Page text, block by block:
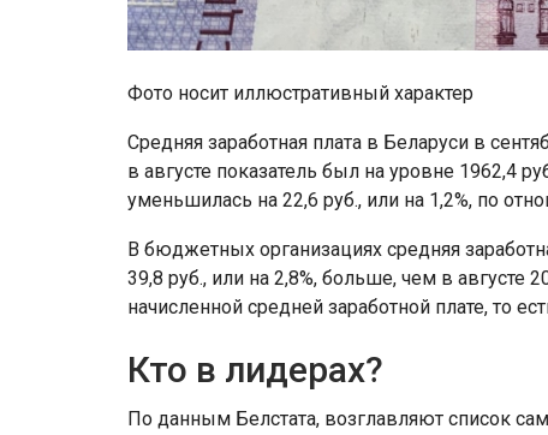
Фото носит иллюстративный характер
Средняя заработная плата в Беларуси в
в августе показатель был на уровне 1962,4
уменьшилась на 22,6 руб., или на 1,2%, по
В бюджетных организациях средняя
39,8 руб., или на 2,8%, больше, чем в августе
начисленной средней заработной плате, то
Кто в лидерах?
По данным Белстата, возглавляют список